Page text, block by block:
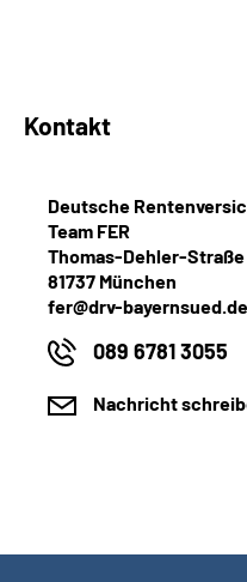
Kontakt
Deutsche
Team FER
Thomas‐Dehler‐Straße
81737 München
fer@drv-bayernsued.de
089 6781 3055
Nachricht